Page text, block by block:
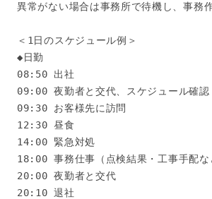
異常がない場合は事務所で待機し、事務
＜1日のスケジュール例＞
◆日勤
08:50 出社
09:00 夜勤者と交代、スケジュール確認
09:30 お客様先に訪問
12:30 昼食
14:00 緊急対処
18:00 事務仕事（点検結果・工事手配な
20:00 夜勤者と交代
20:10 退社